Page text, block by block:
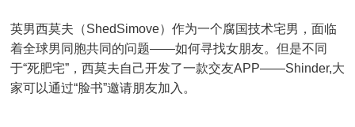
英男西莫夫（ShedSimove）作为一个腐国技术宅男，面临
着全球男同胞共同的问题——如何寻找女朋友。但是不同
于“死肥宅”，西莫夫自己开发了一款交友APP——Shinder,大
家可以通过“脸书”邀请朋友加入。